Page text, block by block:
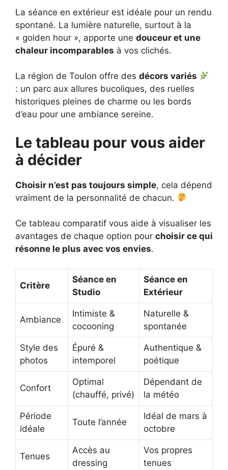
La séance en extérieur est idéale pour un rendu
spontané. La lumière naturelle, surtout à la
« golden hour », apporte une douceur et une
chaleur incomparables à vos clichés.
La région de Toulon offre des décors variés
: un parc aux allures bucoliques, des ruelles
historiques pleines de charme ou les bords
d’eau pour une ambiance sereine.
Le tableau pour vous aider
à décider
Choisir n’est pas toujours simple, cela dépend
vraiment de la personnalité de chacun.
Ce tableau comparatif vous aide à visualiser les
avantages de chaque option pour choisir ce qui
résonne le plus avec vos envies.
Critère
Séance en
Studio
Séance en
Extérieur
Ambiance
Intimiste &
cocooning
Naturelle &
spontanée
Style des
photos
Épuré &
intemporel
Authentique &
poétique
Confort
Optimal
(chauffé, privé)
Dépendant de
la météo
Période
idéale
Toute l’année
Idéal de mars à
octobre
Tenues
Accès au
dressing
Vos propres
tenues